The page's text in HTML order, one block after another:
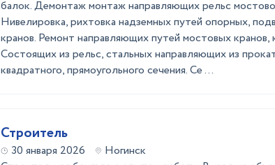
балок. Демонтаж монтаж направляющих рельс
Нивелировка, рихтовка надземных путей опорных,
кранов. Ремонт направляющих путей мостовых кранов,
Состоящих из рельс, стальных направляющих из
квадратного, прямоугольного сечения. Се ...
Строитель
30 января 2026
Ногинск